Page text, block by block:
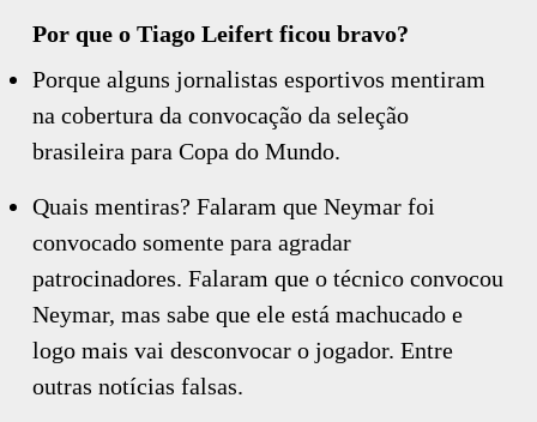
Por que o Tiago Leifert ficou bravo?
Porque alguns jornalistas esportivos mentiram
na cobertura da convocação da seleção
brasileira para Copa do Mundo.
Quais mentiras? Falaram que Neymar foi
convocado somente para agradar
patrocinadores. Falaram que o técnico convocou
Neymar, mas sabe que ele está machucado e
logo mais vai desconvocar o jogador. Entre
outras notícias falsas.